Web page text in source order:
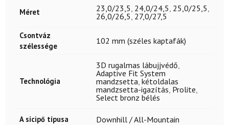
Méret 23,0/23,5 24,0/24,5 25,0/25,5
26,0/26,5 27,0/27,5
Csontváz
szélessége
102 mm (széles kaptafák)
Technológia
3D rugalmas lábujjvédő
Adaptive Fit System
mandzsetta kétoldalas
mandzsetta-igazítás Prolite
Select bronz bélés
A sícipő típusa Downhill / All-Mountain